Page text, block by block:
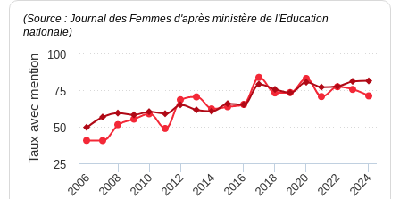
Taux avec mention
(Source : Journal des Femmes d'après ministère de l'Education
nationale)
2006 2008 2010 2012 2014 2016 2018 2020 2022 2024
25
50
75
100